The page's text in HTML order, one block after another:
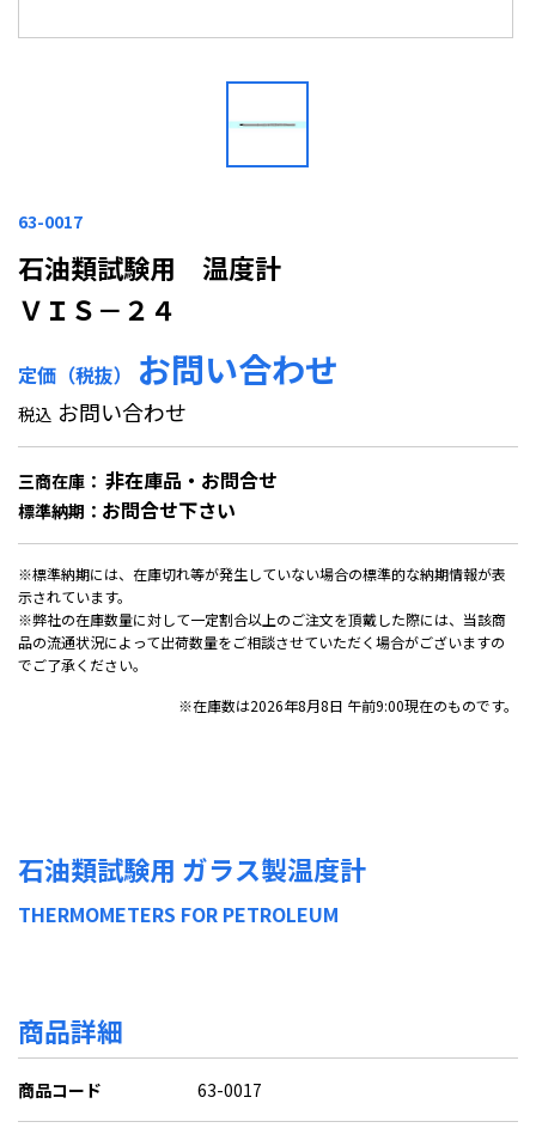
63-0017
石油類試験用 温度計
ＶＩＳ－２４
定価（税抜） お問い合わせ
税込 お問い合わせ
三商在庫： 非在庫品・お問合せ
標準納期： お問合せ下さい
※標準納期には、在庫切れ等が発生していない場合の標準的な納期情報が表
示されています。
※弊社の在庫数量に対して一定割合以上のご注文を頂戴した際には、当該商
品の流通状況によって出荷数量をご相談させていただく場合がございますの
でご了承ください。
※在庫数は2026年8月8日 午前9:00現在のものです。
石油類試験用 ガラス製温度計
THERMOMETERS FOR PETROLEUM
商品詳細
商品コード 63-0017